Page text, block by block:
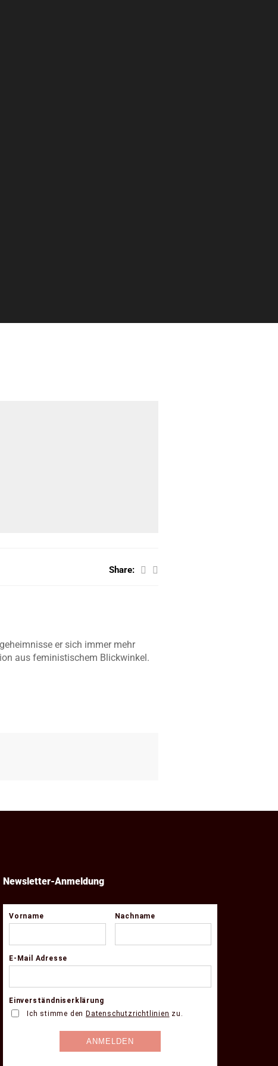
Share:
er sich immer mehr
aus feministischem Blickwinkel.
Newsletter-Anmeldung